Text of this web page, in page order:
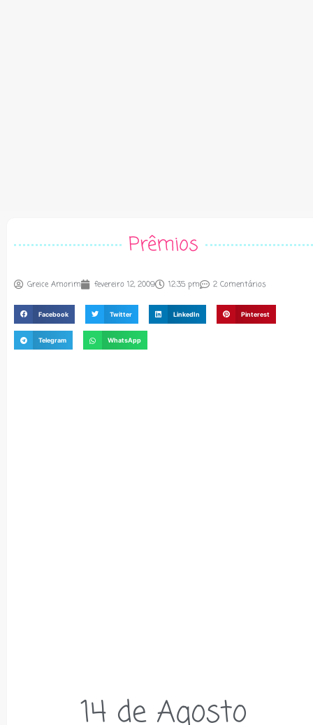
Prêmios
Greice Amorim fevereiro 12, 2009 12:35 pm 2 Comentários
Facebook Twitter LinkedIn Pinterest
Telegram WhatsApp
14 de Agosto